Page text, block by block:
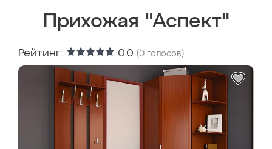
Прихожая "Аспект"
Рейтинг: 0.0 (0 голосов)